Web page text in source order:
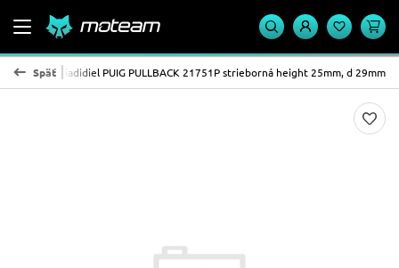
Späť
Zvýšenie riadidiel PUIG PULLBACK 21751P strieborná height 25mm, d 29mm